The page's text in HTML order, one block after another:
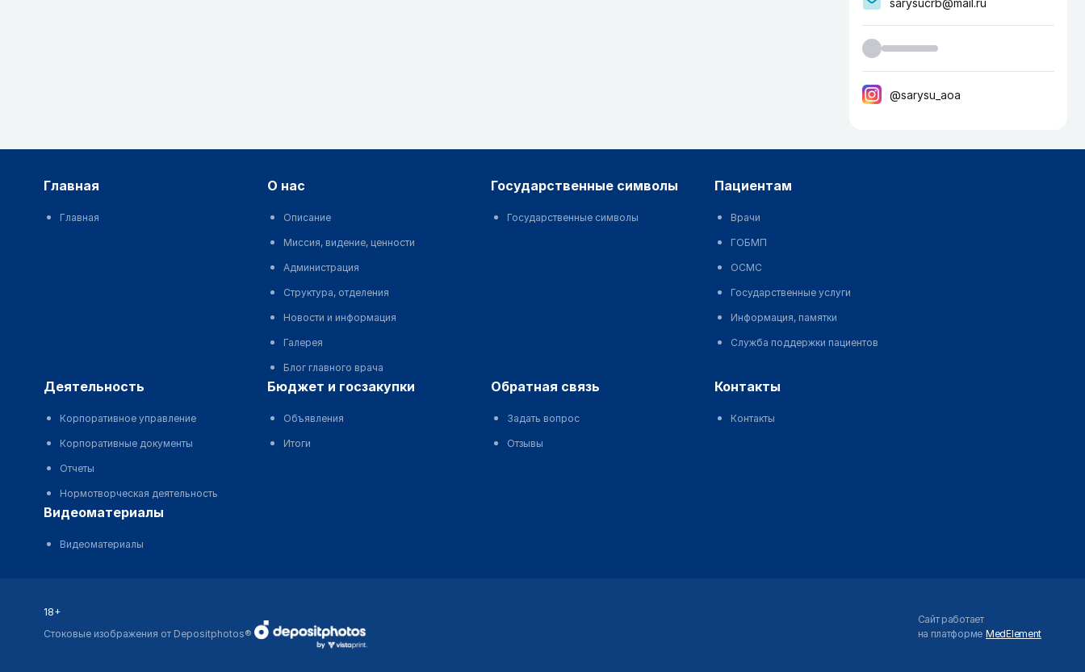
@sarysu_aoa
главная
Главная
о нас
Описание
Миссия, видение, ценности
Администрация
Структура, отделения
Новости и информация
Галерея
Блог главного врача
государственные символы
Государственные символы
пациентам
Врачи
ГОБМП
ОСМС
Государственные услуги
Информация, памятки
Служба поддержки пациентов
деятельность
Корпоративное управление
Корпоративные документы
Отчеты
Нормотворческая деятельность
бюджет и госзакупки
Объявления
Итоги
обратная связь
Задать вопрос
Отзывы
контакты
Контакты
видеоматериалы
Видеоматериалы
18+
Стоковые изображения от Depositphotos®
Сайт работает
на платформе MedElement